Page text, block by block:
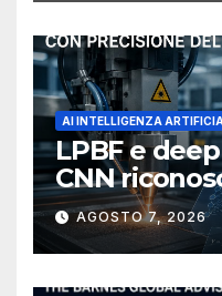
AI INTELLIGENZA
LPBF e
CNN
del bagno
AGOSTO 7, 2026